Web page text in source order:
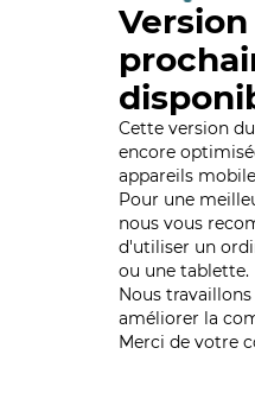
Cette version
encore
appareils
Pour une
nous vous
d'utiliser un
ou une tablette.
Nous
améliorer la
Merci de votre